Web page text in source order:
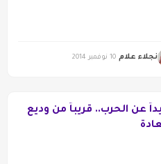
نجلاء علام 10 نوفمبر 2014
عن الحرب.. قريباً من وديع